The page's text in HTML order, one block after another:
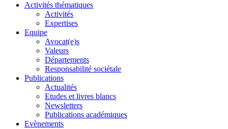
Activités thématiques
Activités
Expertises
Equipe
Avocat(e)s
Valeurs
Départements
Responsabilité sociétale
Publications
Actualités
Etudes et livres blancs
Newsletters
Publications académiques
Evènements